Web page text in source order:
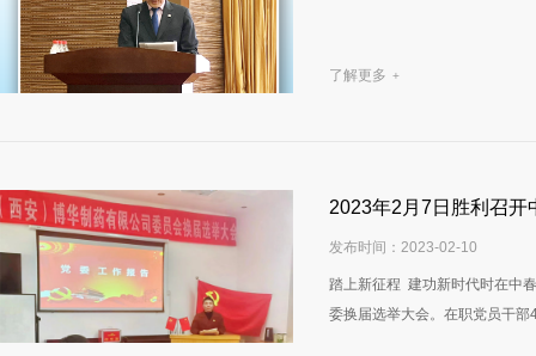
了解更多 +
2023年2月7日胜利召开
发布时间：2023-02-10
踏上新征程 建功新时代时在中
委换届选举大会。在职党员干